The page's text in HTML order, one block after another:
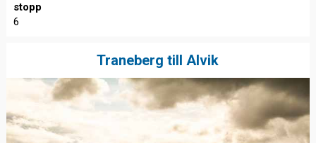
stopp
6
Traneberg till Alvik